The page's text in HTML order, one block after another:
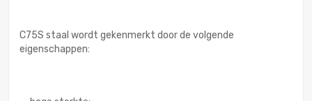
C75S staal wordt gekenmerkt door de volgende
eigenschappen: